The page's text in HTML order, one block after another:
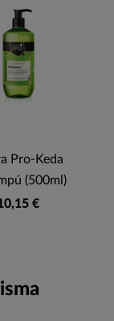
Pro-Keda
(500ml)
€